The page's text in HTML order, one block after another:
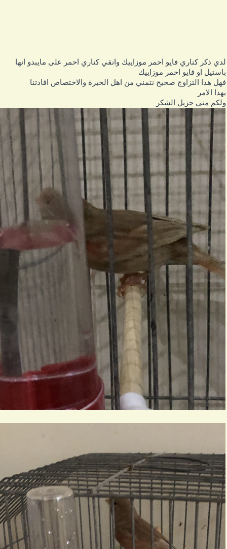
ذكر كناري فايو احمر موزاييك وانقي كناري احمر على مايبدو انها
او فايو احمر موزاييك
هدا التزاوج صحيح نتمني من اهل الخبرة والاختصاص افادتنا
الامر
مني جزيل الشكر